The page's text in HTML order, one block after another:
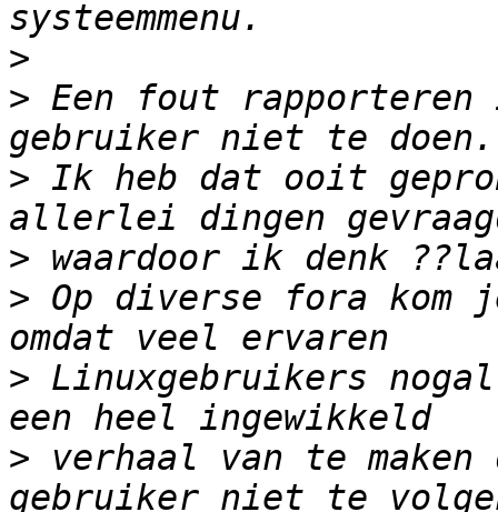
>
> Een fout rapporteren
> Ik heb dat ooit
>
> Op diverse fora kom
> Linuxgebruikers
> verhaal van te maken